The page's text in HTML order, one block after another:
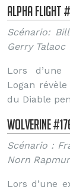
Alpha Flight
Scénario:
Gerry Talaoc
Lors d’une
Logan
du Diable
Wolverine
Scénario :
Norn
Lors d’une